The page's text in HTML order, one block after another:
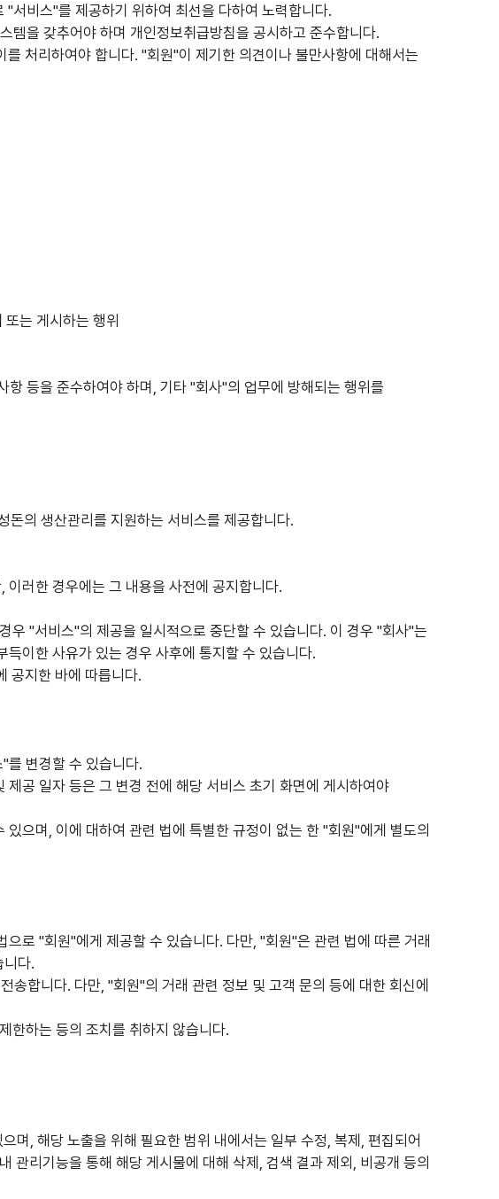
서비스"를 제공하기 위하여 최선을 다하여 노력합니다.
을 갖추어야 하며 개인정보취급방침을 공시하고 준수합니다.
처리하여야 합니다. "회원"이 제기한 의견이나 불만사항에 대해서는
는 게시하는 행위
등을 준수하여야 하며, 기타 "회사"의 업무에 방해되는 행위를
돈의 생산관리를 지원하는 서비스를 제공합니다.
러한 경우에는 그 내용을 사전에 공지합니다.
"서비스"의 제공을 일시적으로 중단할 수 있습니다. 이 경우 "회사"는
이한 사유가 있는 경우 사후에 통지할 수 있습니다.
공지한 바에 따릅니다.
를 변경할 수 있습니다.
공 일자 등은 그 변경 전에 해당 서비스 초기 화면에 게시하여야
으며, 이에 대하여 관련 법에 특별한 규정이 없는 한 "회원"에게 별도의
로 "회원"에게 제공할 수 있습니다. 다만, "회원"은 관련 법에 따른 거래
니다.
합니다. 다만, "회원"의 거래 관련 정보 및 고객 문의 등에 대한 회신에
한하는 등의 조치를 취하지 않습니다.
, 해당 노출을 위해 필요한 범위 내에서는 일부 수정, 복제, 편집되어
관리기능을 통해 해당 게시물에 대해 삭제, 검색 결과 제외, 비공개 등의